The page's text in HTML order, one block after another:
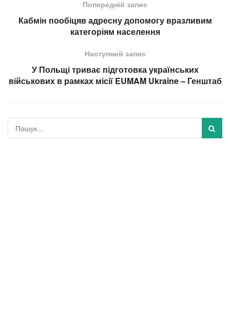
Попередній запис
Кабмін пообіцяв адресну допомогу вразливим
категоріям населення
Наступний запис
У Польщі триває підготовка українських
військових в рамках місії EUMAM Ukraine – Генштаб